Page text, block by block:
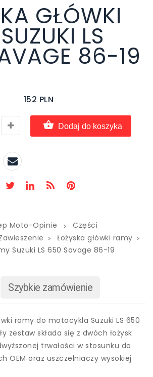
GŁÓWKI
LS
86-19
152 PLN
Dodaj do koszyka
Moto-Opinie
Części
Łożyska główki ramy
Suzuki LS 650 Savage 86-19
Szybkie zamówienie
ramy do motocykla Suzuki LS 650
zestaw składa się z dwóch łożysk
trwałości w stosunku do
OEM oraz uszczelniaczy wysokiej